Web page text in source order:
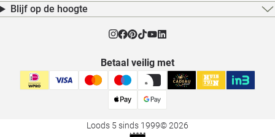
Blijf op de hoogte
Betaal veilig met
Loods 5 sinds 1999© 2026